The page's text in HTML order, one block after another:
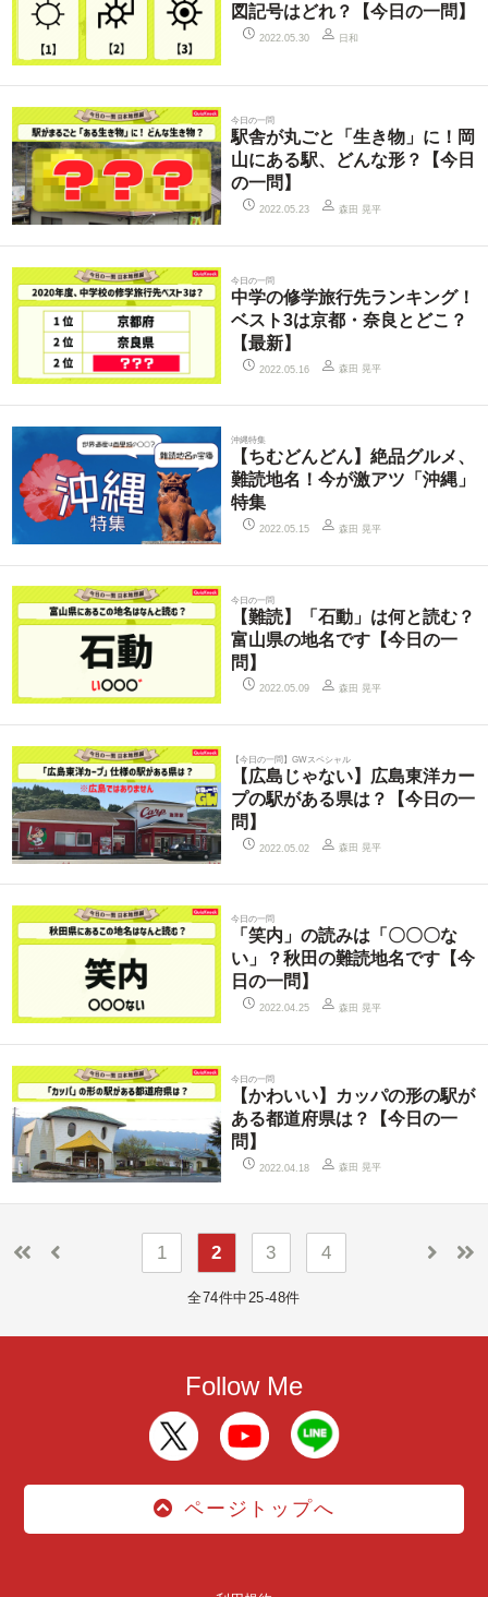
図記号はどれ？【今日の一問】
2022.05.30 日和
今日の一問
駅舎が丸ごと「生き物」に！岡
山にある駅、どんな形？【今日
の一問】
2022.05.23 森田 晃平
今日の一問
中学の修学旅行先ランキング！
ベスト3は京都・奈良とどこ？
【最新】
2022.05.16 森田 晃平
沖縄特集
【ちむどんどん】絶品グルメ、
難読地名！今が激アツ「沖縄」
特集
2022.05.15 森田 晃平
今日の一問
【難読】「石動」は何と読む？
富山県の地名です【今日の一
問】
2022.05.09 森田 晃平
【今日の一問】GWスペシャル
【広島じゃない】広島東洋カー
プの駅がある県は？【今日の一
問】
2022.05.02 森田 晃平
今日の一問
「笑内」の読みは「〇〇〇な
い」？秋田の難読地名です【今
日の一問】
2022.04.25 森田 晃平
今日の一問
【かわいい】カッパの形の駅が
ある都道府県は？【今日の一
問】
2022.04.18 森田 晃平
1 2 3 4
全74件中25-48件
Follow Me
ページトップへ